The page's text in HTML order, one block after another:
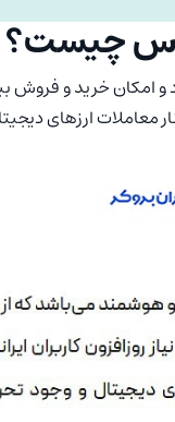
معاملات ارزهای